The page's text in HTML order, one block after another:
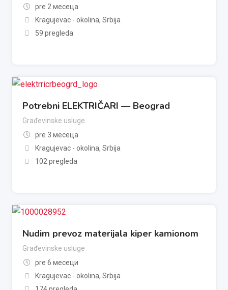
pre 2 месеца
Kragujevac - okolina, Srbija
59 pregleda
Potrebni ELEKTRIČARI — Beograd
Građevinske usluge
pre 3 месеца
Kragujevac - okolina, Srbija
102 pregleda
Nudim prevoz materijala kiper kamionom
Građevinske usluge
pre 6 месеци
Kragujevac - okolina, Srbija